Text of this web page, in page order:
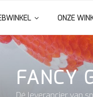
FANCY
ONZE